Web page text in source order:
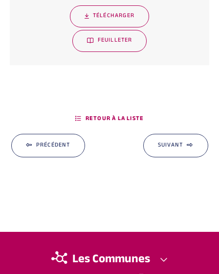
TÉLÉCHARGER
FEUILLETER
PRÉCÉDENT
RETOUR À LA LISTE
SUIVANT
Les Communes